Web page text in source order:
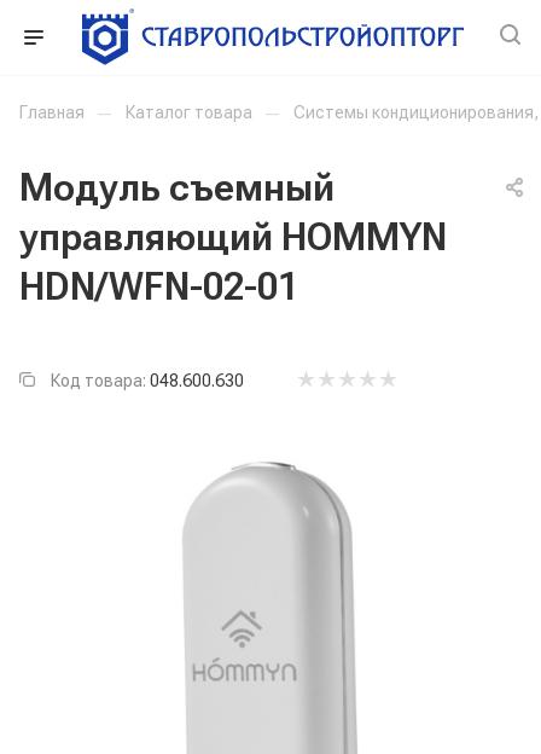
Главная — Каталог товара — Системы
Модуль съемный
управляющий HOMMYN
HDN/WFN-02-01
Код товара: 048.600.630